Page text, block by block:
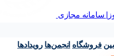
فروشگاه انجمن‌ها رویداد‌ها